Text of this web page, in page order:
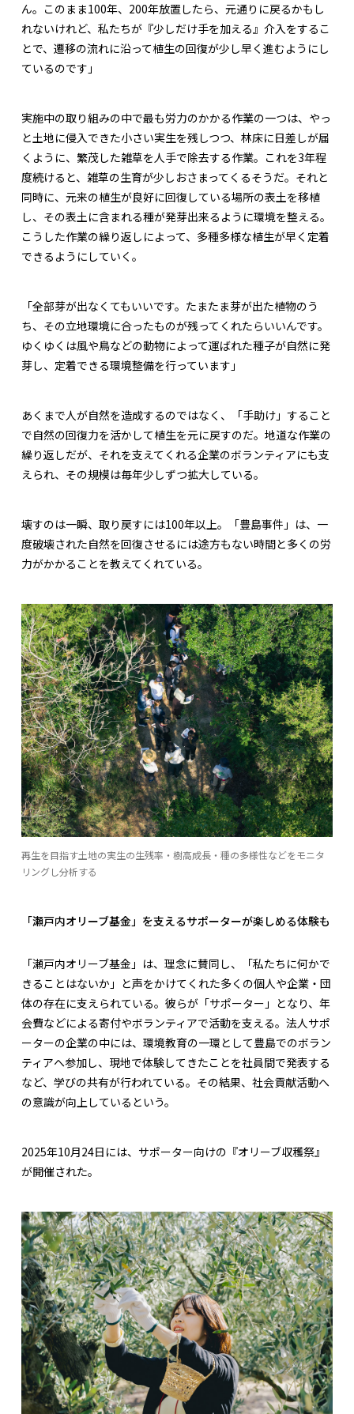
ん。このまま100年、200年放置したら、元通りに戻るかもし
れないけれど、私たちが『少しだけ手を加える』介入をするこ
とで、遷移の流れに沿って植生の回復が少し早く進むようにし
ているのです」
実施中の取り組みの中で最も労力のかかる作業の一つは、やっ
と土地に侵入できた小さい実生を残しつつ、林床に日差しが届
くように、繁茂した雑草を人手で除去する作業。これを3年程
度続けると、雑草の生育が少しおさまってくるそうだ。それと
同時に、元来の植生が良好に回復している場所の表土を移植
し、その表土に含まれる種が発芽出来るように環境を整える。
こうした作業の繰り返しによって、多種多様な植生が早く定着
できるようにしていく。
「全部芽が出なくてもいいです。たまたま芽が出た植物のう
ち、その立地環境に合ったものが残ってくれたらいいんです。
ゆくゆくは風や鳥などの動物によって運ばれた種子が自然に発
芽し、定着できる環境整備を行っています」
あくまで人が自然を造成するのではなく、「手助け」すること
で自然の回復力を活かして植生を元に戻すのだ。地道な作業の
繰り返しだが、それを支えてくれる企業のボランティアにも支
えられ、その規模は毎年少しずつ拡大している。
壊すのは一瞬、取り戻すには100年以上。「豊島事件」は、一
度破壊された自然を回復させるには途方もない時間と多くの労
力がかかることを教えてくれている。
再生を目指す土地の実生の生残率・樹高成長・種の多様性などをモニタ
リングし分析する
「瀬戸内オリーブ基金」を支えるサポーターが楽しめる体験も
「瀬戸内オリーブ基金」は、理念に賛同し、「私たちに何かで
きることはないか」と声をかけてくれた多くの個人や企業・団
体の存在に支えられている。彼らが「サポーター」となり、年
会費などによる寄付やボランティアで活動を支える。法人サポ
ーターの企業の中には、環境教育の一環として豊島でのボラン
ティアへ参加し、現地で体験してきたことを社員間で発表する
など、学びの共有が行われている。その結果、社会貢献活動へ
の意識が向上しているという。
2025年10月24日には、サポーター向けの『オリーブ収穫祭』
が開催された。